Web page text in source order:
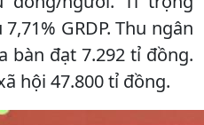
GRDP. Thu ngân
bàn đạt 7.292 tỉ đồng.
hội 47.800 tỉ đồng.